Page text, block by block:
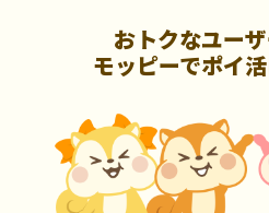
おトクなユー
モッピーでポイ